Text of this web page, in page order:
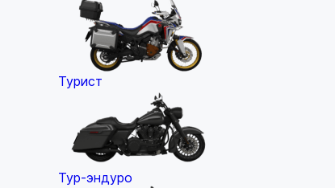
Турист
Тур-эндуро